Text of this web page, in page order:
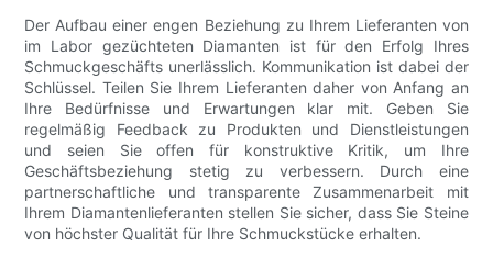
Der Aufbau einer engen Beziehung zu Ihrem Lieferanten von
im Labor gezüchteten Diamanten ist für den Erfolg Ihres
Schmuckgeschäfts unerlässlich. Kommunikation ist dabei der
Schlüssel. Teilen Sie Ihrem Lieferanten daher von Anfang an
Ihre Bedürfnisse und Erwartungen klar mit. Geben Sie
regelmäßig Feedback zu Produkten und Dienstleistungen
und seien Sie offen für konstruktive Kritik, um Ihre
Geschäftsbeziehung stetig zu verbessern. Durch eine
partnerschaftliche und transparente Zusammenarbeit mit
Ihrem Diamantenlieferanten stellen Sie sicher, dass Sie Steine
​​von höchster Qualität für Ihre Schmuckstücke erhalten.